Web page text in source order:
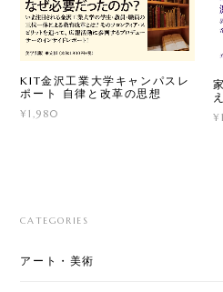
KIT金沢工業大学キャンパスレ
ポート 自律と改革の思想
¥1,980
CATEGORIES
アート・美術